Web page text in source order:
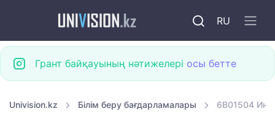
RU
Грант байқауының нәтижелері осы бетте
Univision.kz Білім беру бағдарламалары 6B01504